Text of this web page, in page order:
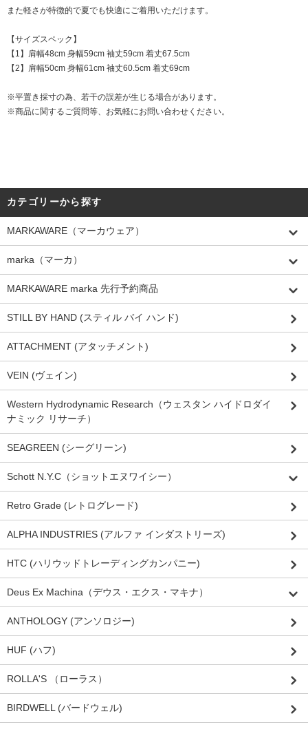
また軽さが特徴的で夏でも快適にご着用いただけます。
【サイズスペック】
【1】肩幅48cm 身幅59cm 袖丈59cm 着丈67.5cm
【2】肩幅50cm 身幅61cm 袖丈60.5cm 着丈69cm
※平置き採寸の為、若干の誤差が生じる場合があります。
※商品に関するご質問等、お気軽にお問い合わせください。
カテゴリーから探す
MARKAWARE（マーカウェア）
marka（マーカ）
MARKAWARE marka 先行予約商品
STILL BY HAND (スティル バイ ハンド)
ATTACHMENT (アタッチメント)
VEIN (ヴェイン)
Western Hydrodynamic Research（ウェスタン ハイドロダイ
ナミック リサーチ）
SEAGREEN (シーグリーン)
Schott N.Y.C（ショットエヌワイシー）
Retro Grade (レトログレード)
ALPHA INDUSTRIES (アルファ インダストリーズ)
HTC (ハリウッドトレーディングカンパニー)
Deus Ex Machina（デウス・エクス・マキナ）
ANTHOLOGY (アンソロジー)
HUF (ハフ)
ROLLA'S （ローラス）
BIRDWELL (バードウェル)